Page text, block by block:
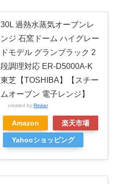
30L 過熱水蒸気オーブンレ
ンジ 石窯ドーム ハイグレー
ドモデル グランブラック 2
段調理対応 ER-D5000A-K
東芝【TOSHIBA】【スチー
ムオーブン 電子レンジ】
created by Rinker
Amazon 楽天市場
Yahooショッピング